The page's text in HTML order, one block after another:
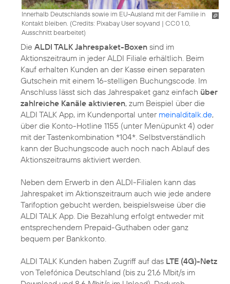
Innerhalb Deutschlands sowie im EU-Ausland mit der Familie in
Kontakt bleiben. (Credits: Pixabay User soyvand | CC0 1.0,
Ausschnitt bearbeitet)
Die ALDI TALK Jahrespaket-Boxen sind im
Aktionszeitraum in jeder ALDI Filiale erhältlich. Beim
Kauf erhalten Kunden an der Kasse einen separaten
Gutschein mit einem 16-stelligen Buchungscode. Im
Anschluss lässt sich das Jahrespaket ganz einfach über
zahlreiche Kanäle aktivieren, zum Beispiel über die
ALDI TALK App, im Kundenportal unter meinalditalk.de,
über die Konto-Hotline 1155 (unter Menüpunkt 4) oder
mit der Tastenkombination *104*. Selbstverständlich
kann der Buchungscode auch noch nach Ablauf des
Aktionszeitraums aktiviert werden.
Neben dem Erwerb in den ALDI-Filialen kann das
Jahrespaket im Aktionszeitraum auch wie jede andere
Tarifoption gebucht werden, beispielsweise über die
ALDI TALK App. Die Bezahlung erfolgt entweder mit
entsprechendem Prepaid-Guthaben oder ganz
bequem per Bankkonto.
ALDI TALK Kunden haben Zugriff auf das LTE (4G)-Netz
von Telefónica Deutschland (bis zu 21,6 Mbit/s im